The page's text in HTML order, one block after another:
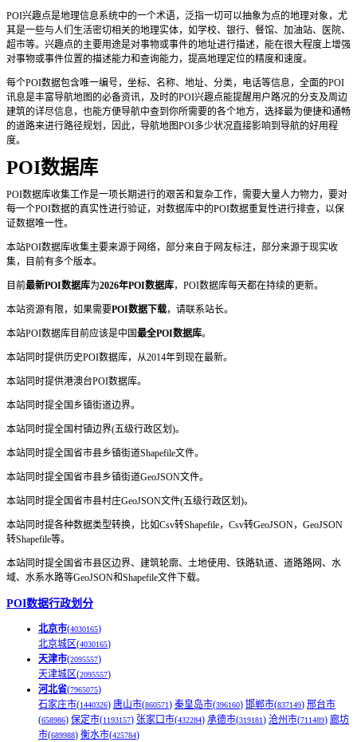
POI兴趣点是地理信息系统中的一个术语，泛指一切可以抽象为点的地理对象，尤
其是一些与人们生活密切相关的地理实体，如学校、银行、餐馆、加油站、医院、
超市等。兴趣点的主要用途是对事物或事件的地址进行描述，能在很大程度上增强
对事物或事件位置的描述能力和查询能力，提高地理定位的精度和速度。
每个POI数据包含唯一编号，坐标、名称、地址、分类，电话等信息，全面的POI
讯息是丰富导航地图的必备资讯，及时的POI兴趣点能提醒用户路况的分支及周边
建筑的详尽信息，也能方便导航中查到你所需要的各个地方，选择最为便捷和通畅
的道路来进行路径规划，因此，导航地图POI多少状况直接影响到导航的好用程
度。
POI数据库
POI数据库收集工作是一项长期进行的艰苦和复杂工作，需要大量人力物力，要对
每一个POI数据的真实性进行验证，对数据库中的POI数据重复性进行排查，以保
证数据唯一性。
本站POI数据库收集主要来源于网络，部分来自于网友标注，部分来源于现实收
集，目前有多个版本。
目前最新POI数据库为2026年POI数据库，POI数据库每天都在持续的更新。
本站资源有限，如果需要POI数据下载，请联系站长。
本站POI数据库目前应该是中国最全POI数据库。
本站同时提供历史POI数据库，从2014年到现在最新。
本站同时提供港澳台POI数据库。
本站同时提全国乡镇街道边界。
本站同时提全国村镇边界(五级行政区划)。
本站同时提全国省市县乡镇街道Shapefile文件。
本站同时提全国省市县乡镇街道GeoJSON文件。
本站同时提全国省市县村庄GeoJSON文件(五级行政区划)。
本站同时提各种数据类型转换，比如Csv转Shapefile，Csv转GeoJSON，GeoJSON
转Shapefile等。
本站同时提全国省市县区边界、建筑轮廓、土地使用、铁路轨道、道路路网、水
域、水系水路等GeoJSON和Shapefile文件下载。
POI数据行政划分
北京市(4030165)
北京城区(4030165)
天津市(2095557)
天津城区(2095557)
河北省(7965075)
石家庄市(1440326) 唐山市(860571) 秦皇岛市(396160) 邯郸市(837149) 邢台市
(658986) 保定市(1193157) 张家口市(432284) 承德市(319181) 沧州市(711489) 廊坊
市(689988) 衡水市(425784)